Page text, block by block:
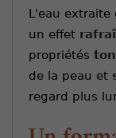
L'eau extraite
un effet
propriétés
de la peau et
regard plus